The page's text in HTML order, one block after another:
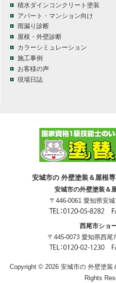
積水ダインコンクリート塗装
アパート・マンション向け
雨漏り診断
屋根・外壁診断
カラーシミュレーション
施工事例
お客様の声
現場日誌
安城市の 外壁塗装＆屋根
安城市の外壁塗装＆
〒446-0061 愛知県安
西尾市ショ
〒445-0073 愛知県西尾
Copyright © 2026 安城市の 外壁塗装
Rights